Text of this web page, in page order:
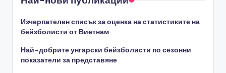
Изчерпателен списък за оценка на статистиките на
бейзболисти от Виетнам
Най-добрите унгарски бейзболисти по сезонни
показатели за представяне